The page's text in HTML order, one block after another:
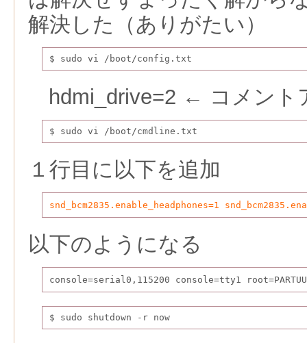
解決した（ありがたい）
$ sudo vi /boot/config.txt
hdmi_drive=2 ← コメント
$ sudo vi /boot/cmdline.txt
１行目に以下を追加
snd_bcm2835.enable_headphones=1
以下のようになる
console=serial0,115200 console=tty1
$ sudo shutdown -r now